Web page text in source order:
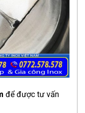
để được tư vấn